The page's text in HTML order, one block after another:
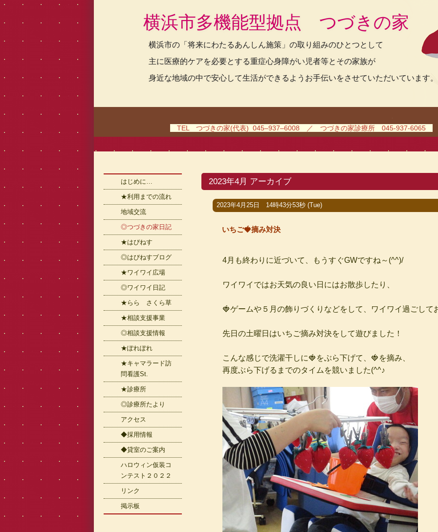
横浜市多機能型拠点 つづきの家
横浜市の「将来にわたるあんしん施策」の取り組みのひとつとして
主に医療的ケアを必要とする重症心身障がい児者等とその家族が
身近な地域の中で安心して生活ができるようお手伝いをさせていただいています。
TEL つづきの家(代表) 045–937–6008 ／ つづきの家診療所 045-937-6065
2023年4月 アーカイブ
2023年4月25日 14時43分53秒 (Tue)
いちご🍓摘み対決
4月も終わりに近づいて、もうすぐGWですね～(^^)/
ワイワイではお天気の良い日にはお散歩したり、
🍓ゲームや５月の飾りづくりなどをして、ワイワイ過ごして
先日の土曜日はいちご摘み対決をして遊びました！
こんな感じで洗濯干しに🍓をぶら下げて、🍓を摘み、
再度ぶら下げるまでのタイムを競いました(^^♪
はじめに…
★利用までの流れ
地域交流
◎つづきの家日記
★はぴねす
◎はぴねすブログ
★ワイワイ広場
◎ワイワイ日記
★らら さくら草
★相談支援事業
◎相談支援情報
★ぽれぽれ
★キャマラード訪
問看護St.
★診療所
◎診療所たより
アクセス
◆採用情報
◆貸室のご案内
ハロウィン仮装コ
ンテスト２０２２
リンク
掲示板